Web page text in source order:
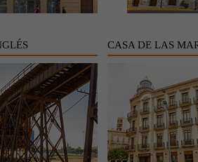
CASA DE LAS